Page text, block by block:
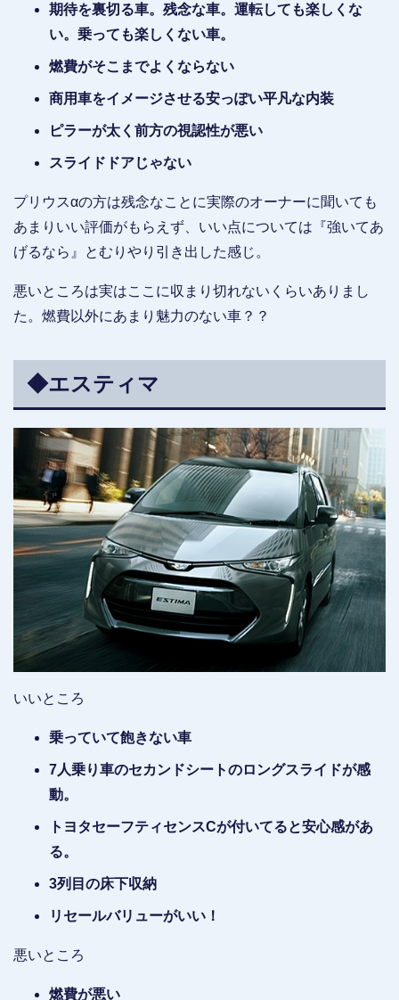
期待を裏切る車。残念な車。運転しても楽しくな
い。乗っても楽しくない車。
燃費がそこまでよくならない
商用車をイメージさせる安っぽい平凡な内装
ピラーが太く前方の視認性が悪い
スライドドアじゃない
プリウスαの方は残念なことに実際のオーナーに聞いても
あまりいい評価がもらえず、いい点については『強いてあ
げるなら』とむりやり引き出した感じ。
悪いところは実はここに収まり切れないくらいありまし
た。燃費以外にあまり魅力のない車？？
◆エスティマ
いいところ
乗っていて飽きない車
7人乗り車のセカンドシートのロングスライドが感
動。
トヨタセーフティセンスCが付いてると安心感があ
る。
3列目の床下収納
リセールバリューがいい！
悪いところ
燃費が悪い